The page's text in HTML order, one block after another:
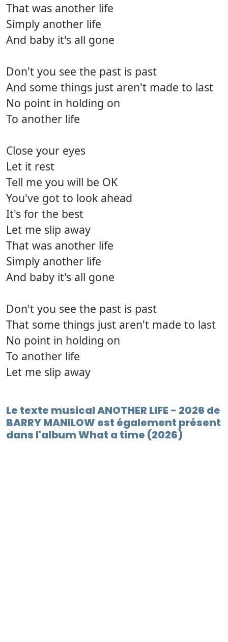
That was another life
Simply another life
And baby it's all gone
Don't you see the past is past
And some things just aren't made to last
No point in holding on
To another life
Close your eyes
Let it rest
Tell me you will be OK
You've got to look ahead
It's for the best
Let me slip away
That was another life
Simply another life
And baby it's all gone
Don't you see the past is past
That some things just aren't made to last
No point in holding on
To another life
Let me slip away
Le texte musical ANOTHER LIFE - 2026 de
BARRY MANILOW est également présent
dans l'album What a time (2026)